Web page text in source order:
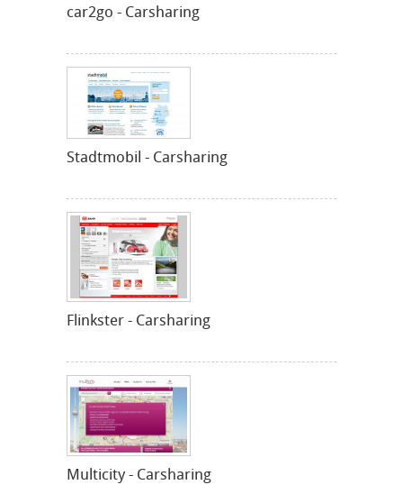
car2go - Carsharing
Stadtmobil - Carsharing
Flinkster - Carsharing
Multicity - Carsharing